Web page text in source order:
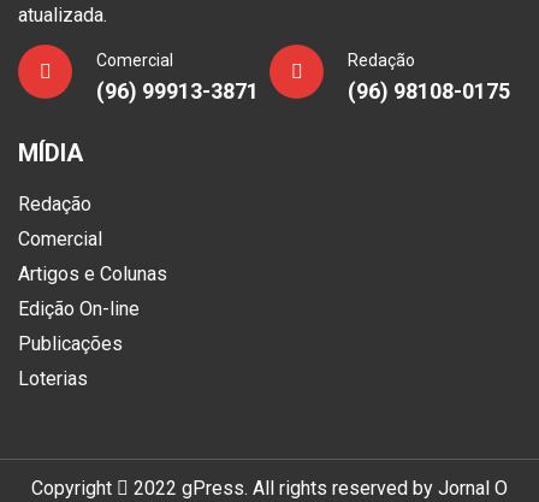
atualizada.
Comercial
(96) 99913-3871
Redação
(96) 98108-0175
MÍDIA
Redação
Comercial
Artigos e Colunas
Edição On-line
Publicações
Loterias
Copyright 2022 gPress. All rights reserved by Jornal O